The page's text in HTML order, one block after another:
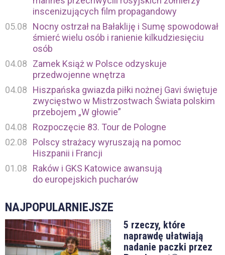
inscenizujących film propagandowy
05.08
Nocny ostrzał na Bałakliję i Sumę spowodował
śmierć wielu osób i ranienie kilkudziesięciu
osób
04.08
Zamek Książ w Polsce odzyskuje
przedwojenne wnętrza
04.08
Hiszpańska gwiazda piłki nożnej Gavi świętuje
zwycięstwo w Mistrzostwach Świata polskim
przebojem „W głowie”
04.08
Rozpoczęcie 83. Tour de Pologne
02.08
Polscy strażacy wyruszają na pomoc
Hiszpanii i Francji
01.08
Raków i GKS Katowice awansują
do europejskich pucharów
NAJPOPULARNIEJSZE
5 rzeczy, które
naprawdę ułatwiają
nadanie paczki przez